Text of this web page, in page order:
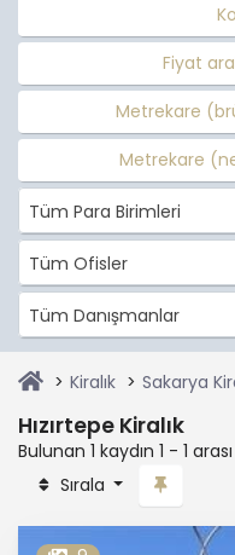
Fiyat
Metrekare
Metrekare
Tüm Para Birimleri
Tüm Ofisler
Tüm Danışmanlar
Kiralık Sakarya
Hızırtepe Kiralık
Bulunan 1 kaydın 1 - 1
Sırala